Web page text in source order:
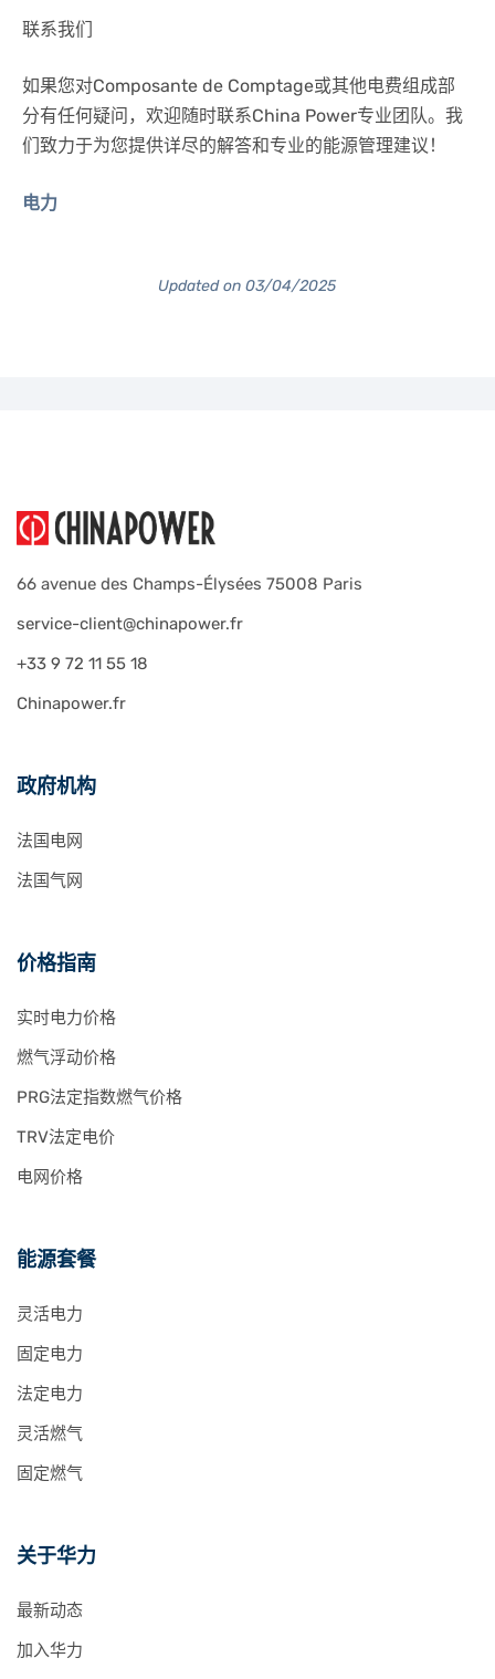
联系我们
如果您对Composante de Comptage或其他电费组成部
分有任何疑问，欢迎随时联系China Power专业团队。​我
们致力于为您提供详尽的解答和专业的能源管理建议！​
电力
Updated on 03/04/2025
66 avenue des Champs-Élysées 75008 Paris
service-client@chinapower.fr
+33 9 72 11 55 18
Chinapower.fr
政府机构
法国电网
法国气网
价格指南
实时电力价格
燃气浮动价格
PRG法定指数燃气价格
TRV法定电价
电网价格
能源套餐
灵活电力
固定电力
法定电力
灵活燃气
固定燃气
关于华力
最新动态
加入华力